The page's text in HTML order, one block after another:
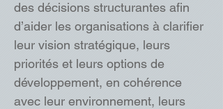
des décisions structurantes afin
d’aider les organisations à clarifier
leur vision stratégique, leurs
priorités et leurs options de
développement, en cohérence
avec leur environnement, leurs